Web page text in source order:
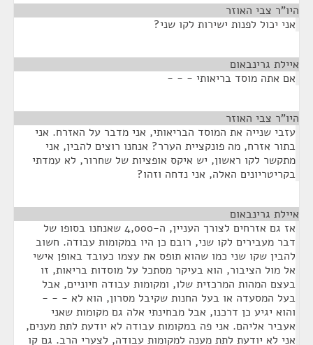
היו"ר צבי האוזר
אני יכול לפנות ישירות לקו שני?
איילת גרינבאום
אם אתה מוסד בריאותי - - -
היו"ר צבי האוזר
עזבי שנייה את המוסד הבריאותי, אני מדבר על האזרח. אני
בתור אזרח, מה פונקציית הערר? אנחנו רוצים להבין, אני
מתקשר לקו ראשון, יש איקס אופציות של שחרור, לא עמדתי
בקריטריונים האלה, אני נדחה וזהו?
איילת גרינבאום
אז גם אזרחים לצורך העניין, ה-4,000 שאנחנו בסופו של
דבר מעבירים לקו שני, רובם כן היו במקומות עבודה. חשוב
להבין שקו שני כמו שהוא תופס את עצמו כעובד באופן אישי
אל מול הציבור, הוא בעיקר מסתכל על מוסדות בריאות, זו
בעצם המהות המרכזית שלו, ומקומות עבודה חיוניים, אבל
בעל המסעדה או בעל החנות שקיבל מסרון, הוא לא - - -
והוא יגיע כן דרכנו, אבל מבחינתי אלה גם מקומות שאני
אעביר אליהם. אני פה במקומות עבודה לא יודעת לתת מענים,
אני לא יודעת לתת מענה למקומות עבודה, לצערי הרב. גם קו